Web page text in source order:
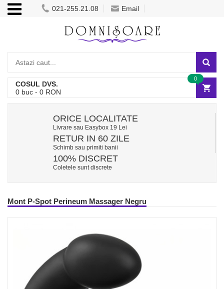
021-255.21.08 Email
COSUL DVS.
0 buc - 0 RON
0
ORICE LOCALITATE
Livrare sau Easybox 19 Lei
RETUR IN 60 ZILE
Schimb sau primiti banii
100% DISCRET
Coletele sunt discrete
Mont P-Spot Perineum Massager Negru